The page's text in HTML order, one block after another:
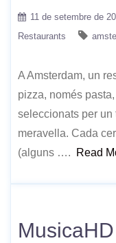
11 de setembre de
Restaurants
A Amsterdam, un
pizza, només
seleccionats per un
meravella. Cada
(alguns ….
Read